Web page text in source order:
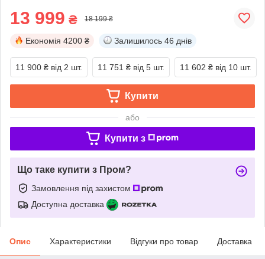
13 999 ₴ 18 199 ₴
Економія 4200 ₴ Залишилось 46 днів
11 900 ₴ від 2 шт. 11 751 ₴ від 5 шт. 11 602 ₴ від 10 шт.
Купити
або
Купити з
Що таке купити з Пром?
Замовлення під захистом
Доступна доставка
Опис Характеристики Відгуки про товар Доставка